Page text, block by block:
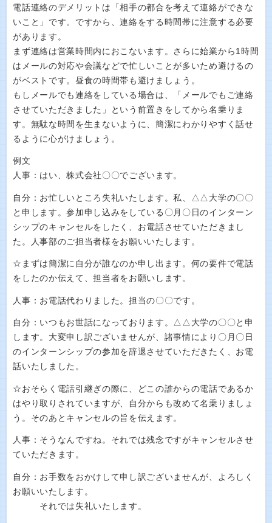
電話連絡のデメリットは「相手の都合を考えて連絡ができな
いこと」です。ですから、連絡をする時間帯に注意する必要
があります。
まず連絡は営業時間内におこないます。さらに始業から1時間
はメールの対応や会議などで忙しいことが多いため避けるの
がベストです。昼食の時間帯も避けましょう。
もしメールでも連絡をしている場合は、「メールでもご連絡
させていただきました」という前置きをしてから名乗りま
す。無駄な時間を生まないように、簡潔にわかりやすく話せ
るように心がけましょう。
例文
人事：はい、株式会社〇〇でございます。
自分：お忙しいところ失礼いたします。私、△△大学の〇〇
と申します。参加申し込みをしている〇月〇日のインターン
シップのキャンセルをしたく、お電話させていただきまし
た。人事部のご担当者様をお願いいたします。
☆まずは簡潔に自分が誰なのか申し出ます。何の要件で電話
をしたのか伝えて、担当者をお願いします。
人事：お電話代わりました。担当の〇〇です。
自分：いつもお世話になっております。△△大学の〇〇と申
します。大変申し訳ございませんが、諸事情により〇月〇日
のインターンシップの参加を辞退させていただきたく、お電
話いたしました。
☆おそらく電話引継ぎの際に、どこの誰からの電話であるか
はやり取りされていますが、自分からも改めて名乗りましょ
う。そのあとキャンセルの旨を伝えます。
人事：そうなんですね。それでは残念ですがキャンセルさせ
ていただきます。
自分：お手数をおかけして申し訳ございませんが、よろしく
お願いいたします。
それでは失礼いたします。